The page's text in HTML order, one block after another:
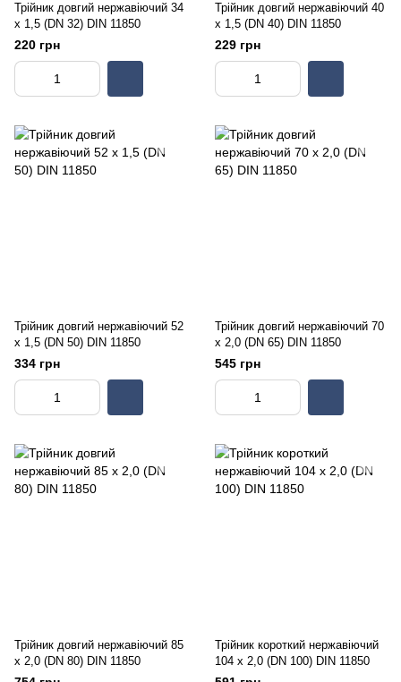
Трійник довгий нержавіючий 34
х 1,5 (DN 32) DIN 11850
220 грн
Трійник довгий нержавіючий 40
х 1,5 (DN 40) DIN 11850
229 грн
Трійник довгий нержавіючий 52
х 1,5 (DN 50) DIN 11850
334 грн
Трійник довгий нержавіючий 70
х 2,0 (DN 65) DIN 11850
545 грн
Трійник довгий нержавіючий 85
х 2,0 (DN 80) DIN 11850
Трійник короткий нержавіючий
104 х 2,0 (DN 100) DIN 11850